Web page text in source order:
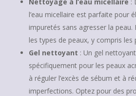
l’eau micellaire est parfaite pour
impuretés sans agresser la peau.
les types de peaux, y compris les
Gel nettoyant : Un gel
spécifiquement pour les peaux
à réguler l’excès de sébum et à
imperfections. Optez pour des